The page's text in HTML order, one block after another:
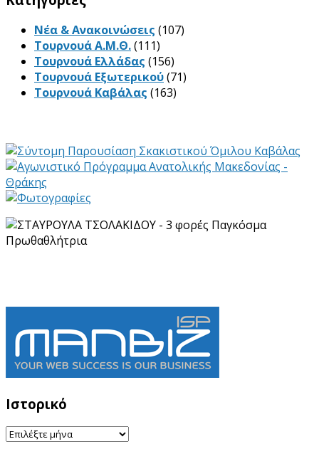
Νέα & Ανακοινώσεις (107)
Τουρνουά Α.Μ.Θ.(111)
Τουρνουά Ελλάδας (156)
Τουρνουά Εξωτερικού(71)
Τουρνουά Καβάλας (163)
Ιστορικό
Ιστορικό